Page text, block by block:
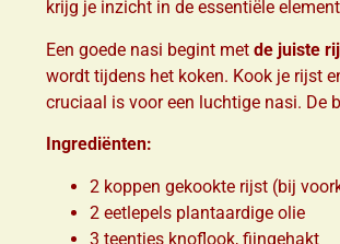
krijg je inzicht in de essentiële
Een goede nasi begint met de juiste
wordt tijdens het koken. Kook je rijst
cruciaal is voor een luchtige nasi. De
Ingrediënten:
2 koppen gekookte rijst (bij
2 eetlepels plantaardige olie
3 teentjes knoflook, fijngehakt